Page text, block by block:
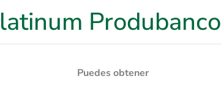
Produbanco
Puedes obtener